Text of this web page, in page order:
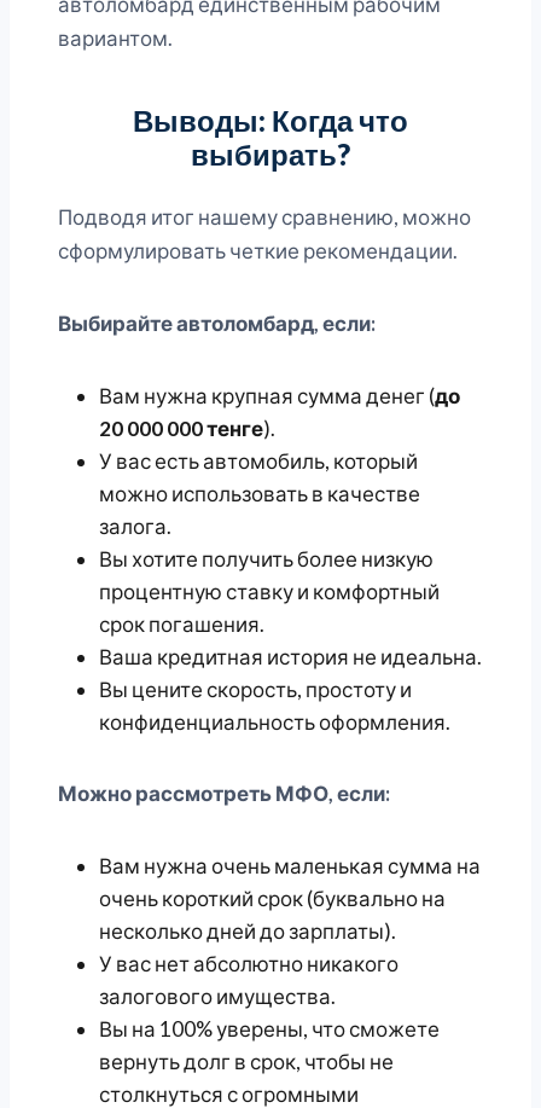
вариантом.
Выводы: Когда что
выбирать?
Подводя итог нашему сравнению, можно
сформулировать четкие рекомендации.
Выбирайте автоломбард, если:
Вам нужна крупная сумма денег (до
20 000 000 тенге).
У вас есть автомобиль, который
можно использовать в качестве
залога.
Вы хотите получить более низкую
процентную ставку и комфортный
срок погашения.
Ваша кредитная история не идеальна.
Вы цените скорость, простоту и
конфиденциальность оформления.
Можно рассмотреть МФО, если:
Вам нужна очень маленькая сумма на
очень короткий срок (буквально на
несколько дней до зарплаты).
У вас нет абсолютно никакого
залогового имущества.
Вы на 100% уверены, что сможете
вернуть долг в срок, чтобы не
столкнуться с огромными